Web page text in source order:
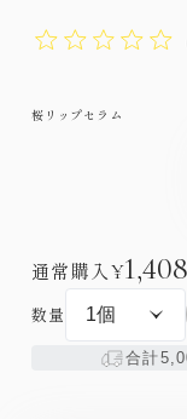
桜リップセラム
通常購入 ¥1,408
数量
合計